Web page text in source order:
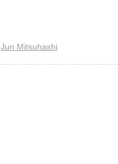
Jun Mitsuhashi